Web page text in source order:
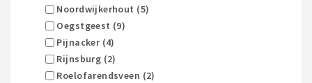
Noordwijkerhout (5)
Oegstgeest (9)
Pijnacker (4)
Rijnsburg (2)
Roelofarendsveen (2)